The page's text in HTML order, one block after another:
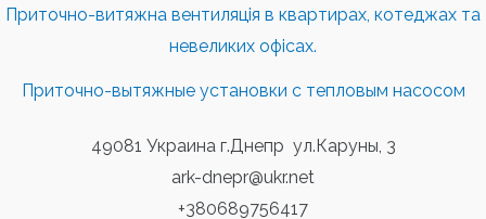
Приточно-витяжна вентиляція в квартирах, котеджах та
невеликих офісах.
Приточно-вытяжные установки с тепловым насосом
49081 Украина г.Днепр ул.Каруны, 3
ark-dnepr@ukr.net
+380689756417